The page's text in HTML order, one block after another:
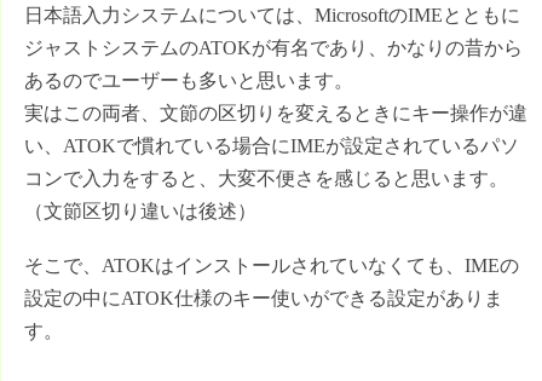
日本語入力システムについては、MicrosoftのIMEとともに
ジャストシステムのATOKが有名であり、かなりの昔から
あるのでユーザーも多いと思います。
実はこの両者、文節の区切りを変えるときにキー操作が違
い、ATOKで慣れている場合にIMEが設定されているパソ
コンで入力をすると、大変不便さを感じると思います。
（文節区切り違いは後述）
そこで、ATOKはインストールされていなくても、IMEの
設定の中にATOK仕様のキー使いができる設定がありま
す。